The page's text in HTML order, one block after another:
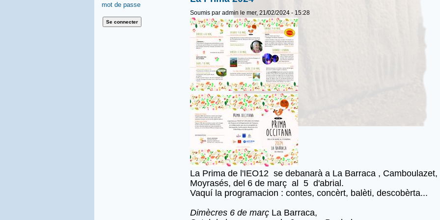
mot de passe
Soumis par admin le mer, 21/02/2024 - 15:28
La Prima de l'IEO12 se debanarà a La Barraca , Camboulazet,
Moyrasés, del 6 de març al 5 d'abrial.
Vaquí la programacion : contes, concèrt, balèti, descobèrta...
Dimècres 6 de març La Barraca,